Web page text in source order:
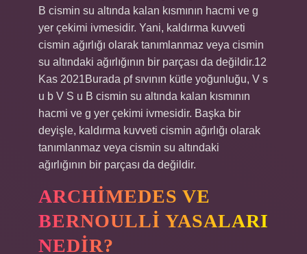
B cismin su altında kalan kısmının hacmi ve g
yer çekimi ivmesidir. Yani, kaldırma kuvveti
cismin ağırlığı olarak tanımlanmaz veya cismin
su altındaki ağırlığının bir parçası da değildir.12
Kas 2021Burada ρf sıvının kütle yoğunluğu, V s
u b V S u B cismin su altında kalan kısmının
hacmi ve g yer çekimi ivmesidir. Başka bir
deyişle, kaldırma kuvveti cismin ağırlığı olarak
tanımlanmaz veya cismin su altındaki
ağırlığının bir parçası da değildir.
ARCHIMEDES VE
BERNOULLI YASALARI
NEDIR?